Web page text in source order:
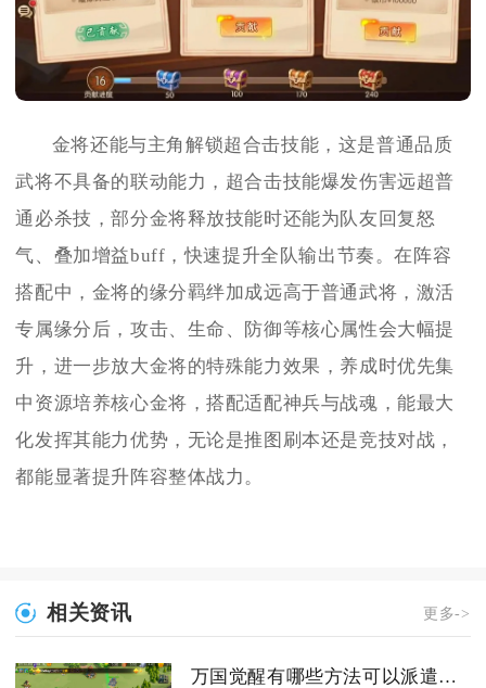
金将还能与主角解锁超合击技能，这是普通品质
武将不具备的联动能力，超合击技能爆发伤害远超普
通必杀技，部分金将释放技能时还能为队友回复怒
气、叠加增益buff，快速提升全队输出节奏。在阵容
搭配中，金将的缘分羁绊加成远高于普通武将，激活
专属缘分后，攻击、生命、防御等核心属性会大幅提
升，进一步放大金将的特殊能力效果，养成时优先集
中资源培养核心金将，搭配适配神兵与战魂，能最大
化发挥其能力优势，无论是推图刷本还是竞技对战，
都能显著提升阵容整体战力。
相关资讯 更多->
万国觉醒有哪些方法可以派遣援军